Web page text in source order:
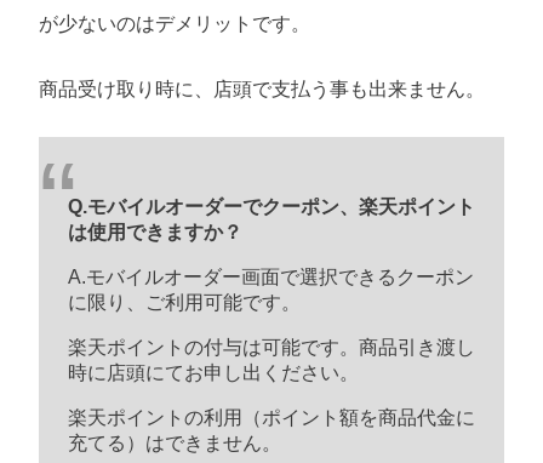
が少ないのはデメリットです。
商品受け取り時に、店頭で支払う事も出来ません。
Q.モバイルオーダーでクーポン、楽天ポイント
は使用できますか？
A.モバイルオーダー画面で選択できるクーポン
に限り、ご利用可能です。
楽天ポイントの付与は可能です。商品引き渡し
時に店頭にてお申し出ください。
楽天ポイントの利用（ポイント額を商品代金に
充てる）はできません。